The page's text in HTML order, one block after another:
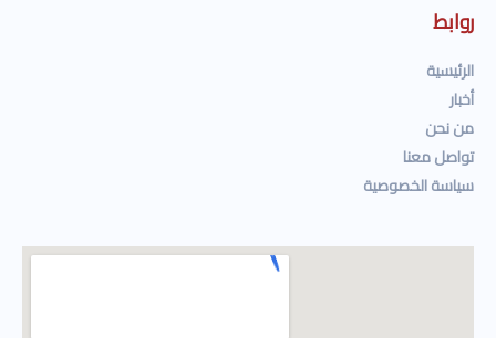
روابط
الرئيسية
أخبار
من نحن
تواصل معنا
سياسة الخصوصية